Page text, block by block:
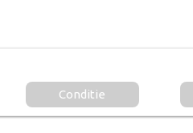
Conditie